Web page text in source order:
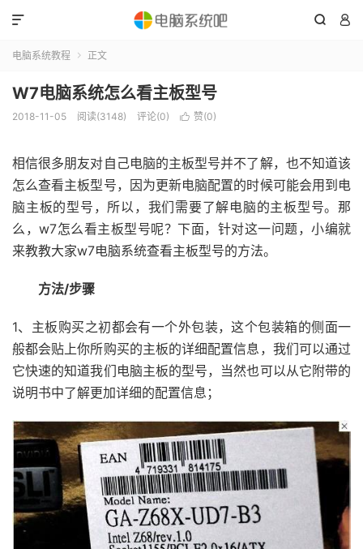
 

电脑系统教程  正文
W7电脑系统怎么看主板型号
2018-11-05 阅读(3148) 评论(0)  赞(0)
相信很多朋友对自己电脑的主板型号并不了解，也不知道该
怎么查看主板型号，因为更新电脑配置的时候可能会用到电
脑主板的型号，所以，我们需要了解电脑的主板型号。那
么，w7怎么看主板型号呢？下面，针对这一问题，小编就
来教教大家w7电脑系统查看主板型号的方法。
方法/步骤
1、主板购买之初都会有一个外包装，这个包装箱的侧面一
般都会贴上你所购买的主板的详细配置信息，我们可以通过
它快速的知道我们电脑主板的型号，当然也可以从它附带的
说明书中了解更加详细的配置信息；